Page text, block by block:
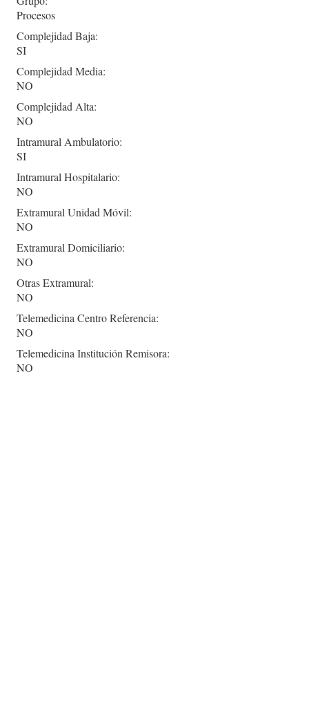
Procesos
Complejidad Baja:
SI
Complejidad Media:
NO
Complejidad Alta:
NO
Intramural Ambulatorio:
SI
Intramural Hospitalario:
NO
Extramural Unidad Móvil:
NO
Extramural Domiciliario:
NO
Otras Extramural:
NO
Telemedicina Centro Referencia:
NO
Telemedicina Institución Remisora:
NO